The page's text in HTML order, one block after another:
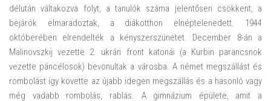
délután váltakozva folyt, a tanulók száma jelentősen csökkent, a
bejárók elmaradoztak, a diákotthon elnéptelenedett. 1944
októberében elrendelték a kényszerszünetet. December 8-án a
Malinovszkij vezette 2. ukrán front katonái (a Kurbin parancsnok
vezette páncélosok) bevonultak a városba. A német megszállást és
rombolást így követte az újabb idegen megszállás és a hasonló vagy
még vadabb rombolás, rablás. A gimnázium épülete, amit a